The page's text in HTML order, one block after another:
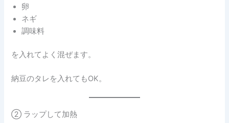
卵
ネギ
調味料
を入れてよく混ぜます。
納豆のタレを入れてもOK。
② ラップして加熱